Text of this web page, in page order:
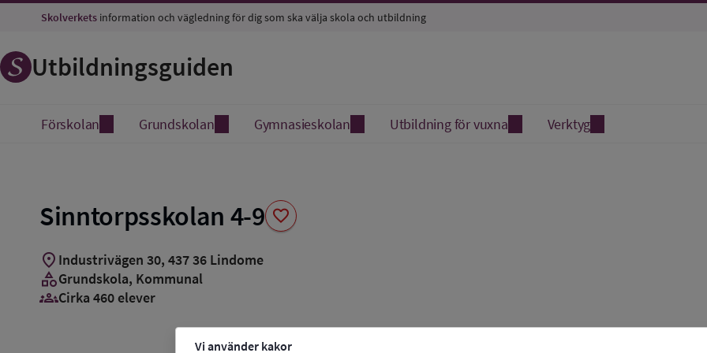
Vi använder kakor
Skolverkets information och vägledning för dig som ska välja skola och utbildning
Utbildningsguiden
Förskolan Grundskolan Gymnasieskolan Utbildning för vuxna Verktyg
Sinntorpsskolan 4-9 favorite
Spara
location_on Industrivägen 30, 437 36 Lindome
categoryGrundskola, Kommunal
groups_3Cirka 460 elever